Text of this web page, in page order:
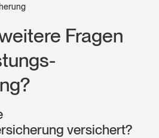
Fragen
versichert?